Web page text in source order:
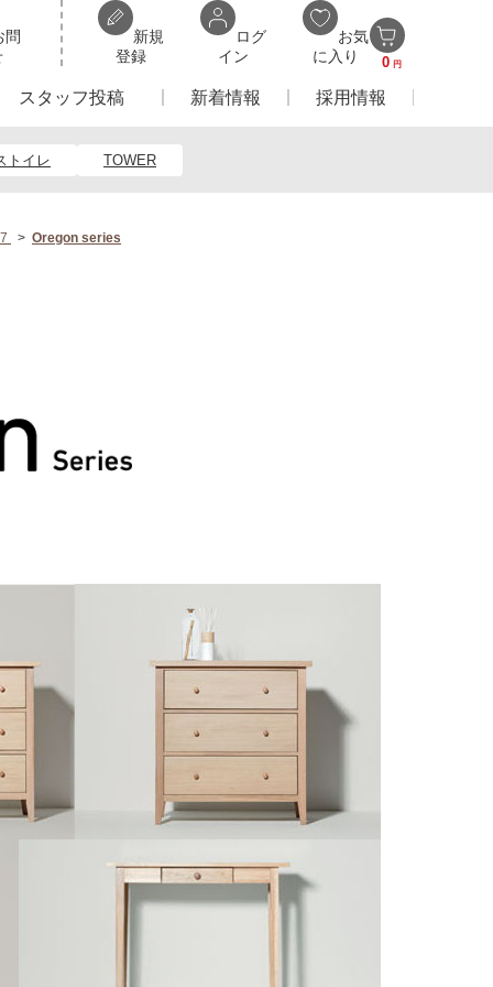
問
新規
登録
ログ
イン
お気
に入り
0 円
スタッフ投稿 新着情報 採用情報
トイレ TOWER
Oregon series